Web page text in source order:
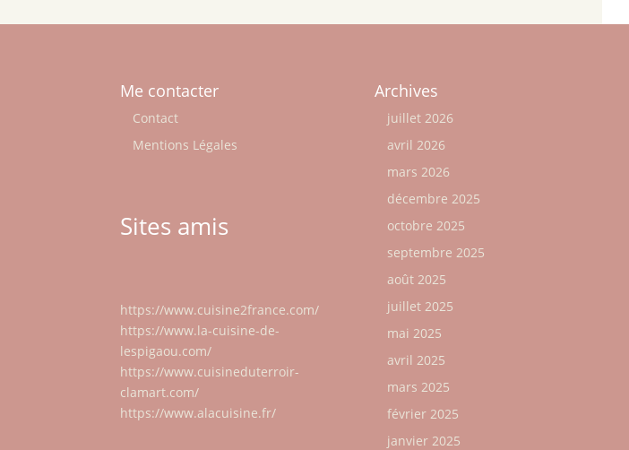
Me contacter
Contact
Mentions Légales
Sites amis
https://www.cuisine2france.com/
https://www.la-cuisine-de-
lespigaou.com/
https://www.cuisineduterroir-
clamart.com/
https://www.alacuisine.fr/
Archives
juillet 2026
avril 2026
mars 2026
décembre 2025
octobre 2025
septembre 2025
août 2025
juillet 2025
mai 2025
avril 2025
mars 2025
février 2025
janvier 2025